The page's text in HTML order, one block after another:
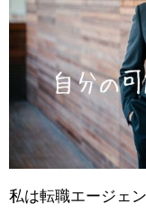
私は転職エージェ